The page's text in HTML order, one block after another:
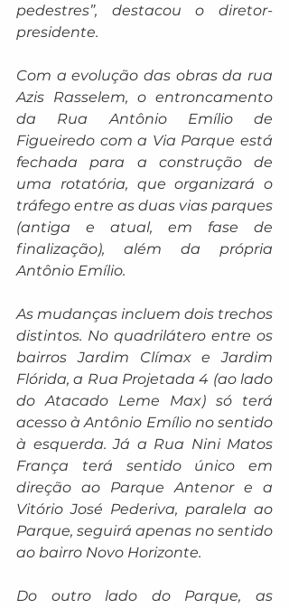
pedestres”, destacou o diretor-
presidente.
Com a evolução das obras da rua
Azis Rasselem, o entroncamento
da Rua Antônio Emílio de
Figueiredo com a Via Parque está
fechada para a construção de
uma rotatória, que organizará o
tráfego entre as duas vias parques
(antiga e atual, em fase de
finalização), além da própria
Antônio Emílio.
As mudanças incluem dois trechos
distintos. No quadrilátero entre os
bairros Jardim Clímax e Jardim
Flórida, a Rua Projetada 4 (ao lado
do Atacado Leme Max) só terá
acesso à Antônio Emílio no sentido
à esquerda. Já a Rua Nini Matos
França terá sentido único em
direção ao Parque Antenor e a
Vitório José Pederiva, paralela ao
Parque, seguirá apenas no sentido
ao bairro Novo Horizonte.
Do outro lado do Parque, as